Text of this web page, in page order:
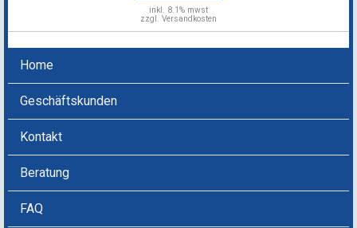
inkl. 8.1% mwst
zzgl. Versandkosten
Home
Geschäftskunden
Kontakt
Beratung
FAQ